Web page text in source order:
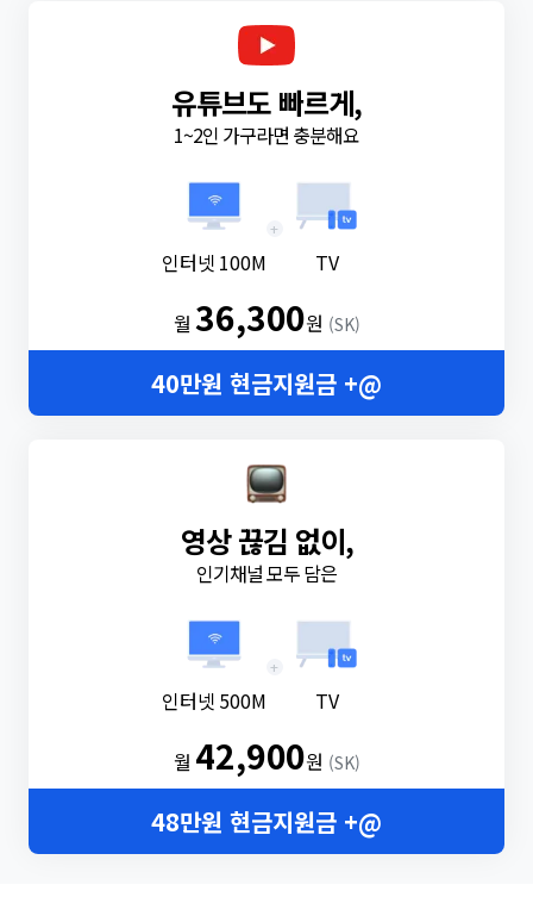
유튜브도 빠르게,
1~2인 가구라면 충분해요
인터넷 100M
+
TV
월36,300원 (SK)
40만원 현금지원금 +@
영상 끊김 없이,
인기채널 모두 담은
인터넷 500M
+
TV
월 42,900원 (SK)
48만원 현금지원금 +@